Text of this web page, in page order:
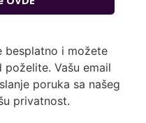
besplatno i možete
Vašu email
poruka sa našeg
privatnost.